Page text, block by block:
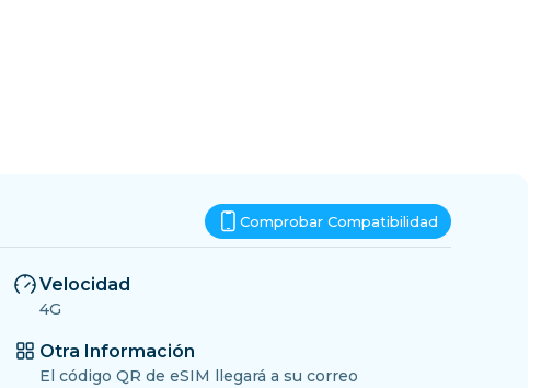
Comprobar Compatibilidad
Velocidad
4G
Otra Información
El código QR de eSIM llegará a su correo